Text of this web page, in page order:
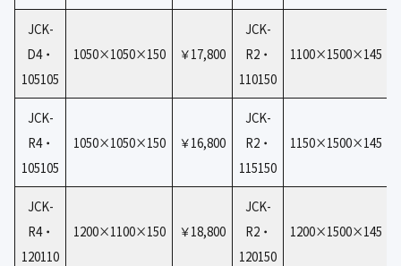
JCK-
D4・
105105
1050×1050×150 ￥17,800
JCK-
R2・
110150
1100×1500×145
JCK-
R4・
105105
1050×1050×150 ￥16,800
JCK-
R2・
115150
1150×1500×145
JCK-
R4・
120110
1200×1100×150 ￥18,800
JCK-
R2・
120150
1200×1500×145